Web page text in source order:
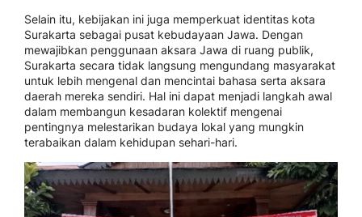
Selain itu, kebijakan ini juga memperkuat identitas kota
Surakarta sebagai pusat kebudayaan Jawa. Dengan
mewajibkan penggunaan aksara Jawa di ruang publik,
Surakarta secara tidak langsung mengundang masyarakat
untuk lebih mengenal dan mencintai bahasa serta aksara
daerah mereka sendiri. Hal ini dapat menjadi langkah awal
dalam membangun kesadaran kolektif mengenai
pentingnya melestarikan budaya lokal yang mungkin
terabaikan dalam kehidupan sehari-hari.